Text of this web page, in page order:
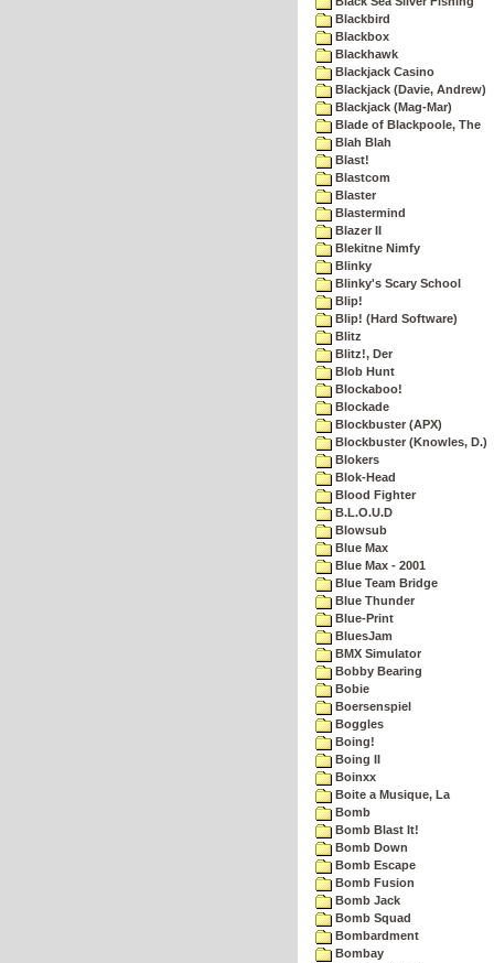
Blackbird
Blackbox
Blackhawk
Blackjack Casino
Blackjack (Davie, Andrew)
Blackjack (Mag-Mar)
Blade of Blackpoole, The
Blah Blah
Blast!
Blastcom
Blaster
Blastermind
Blazer II
Blekitne Nimfy
Blinky
Blinky's Scary School
Blip!
Blip! (Hard Software)
Blitz
Blitz!, Der
Blob Hunt
Blockaboo!
Blockade
Blockbuster (APX)
Blockbuster (Knowles, D.)
Blokers
Blok-Head
Blood Fighter
B.L.O.U.D
Blowsub
Blue Max
Blue Max - 2001
Blue Team Bridge
Blue Thunder
Blue-Print
BluesJam
BMX Simulator
Bobby Bearing
Bobie
Boersenspiel
Boggles
Boing!
Boing II
Boinxx
Boite a Musique, La
Bomb
Bomb Blast It!
Bomb Down
Bomb Escape
Bomb Fusion
Bomb Jack
Bomb Squad
Bombardment
Bombay